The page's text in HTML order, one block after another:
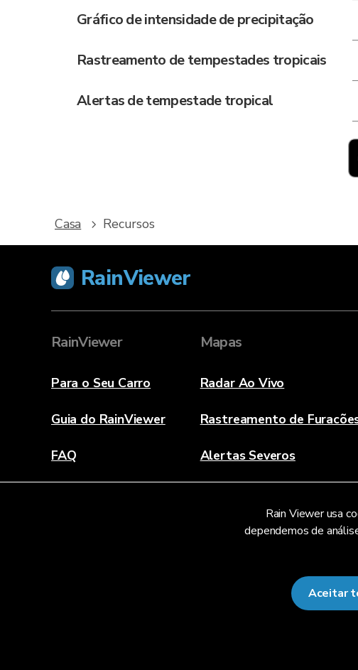
Gráfico de intensidade de precipitação
Rastreamento de tempestades tropicais
Alertas de tempestade tropical
Rain Viewer usa
dependemos de
Aceitar
Casa Recursos
RainViewer
RainViewer
Para o Seu Carro
Guia do RainViewer
FAQ
Mapas
Radar Ao Vivo
Rastreamento de
Alertas Severos